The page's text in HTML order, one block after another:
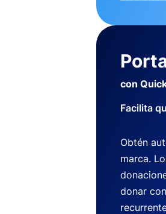
con
Facilita
Obtén
marca.
donar